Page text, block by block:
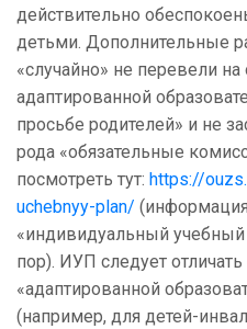
действительно
детьми. Дополнительные
«случайно» не перевели на
адаптированной
просьбе родителей» и не
рода «обязательные
посмотреть тут: https://
uchebnyy-plan/
«индивидуальный учебный
пор). ИУП следует отличать
«адаптированной
(например, для детей-